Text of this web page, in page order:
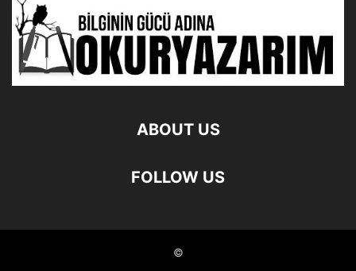
ABOUT US
FOLLOW US
©